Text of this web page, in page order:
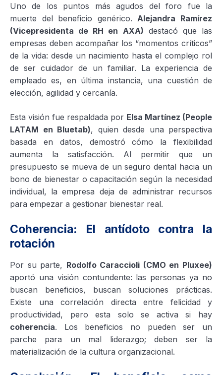
Uno de los puntos más agudos del foro fue la
muerte del beneficio genérico. Alejandra Ramírez
(Vicepresidenta de RH en AXA) destacó que las
empresas deben acompañar los “momentos críticos”
de la vida: desde un nacimiento hasta el complejo rol
de ser cuidador de un familiar. La experiencia de
empleado es, en última instancia, una cuestión de
elección, agilidad y cercanía.
Esta visión fue respaldada por Elsa Martínez (People
LATAM en Bluetab), quien desde una perspectiva
basada en datos, demostró cómo la flexibilidad
aumenta la satisfacción. Al permitir que un
presupuesto se mueva de un seguro dental hacia un
bono de bienestar o capacitación según la necesidad
individual, la empresa deja de administrar recursos
para empezar a gestionar bienestar real.
Coherencia: El antídoto contra la
rotación
Por su parte, Rodolfo Caraccioli (CMO en Pluxee)
aportó una visión contundente: las personas ya no
buscan beneficios, buscan soluciones prácticas.
Existe una correlación directa entre felicidad y
productividad, pero esta solo se activa si hay
coherencia. Los beneficios no pueden ser un
parche para un mal liderazgo; deben ser la
materialización de la cultura organizacional.